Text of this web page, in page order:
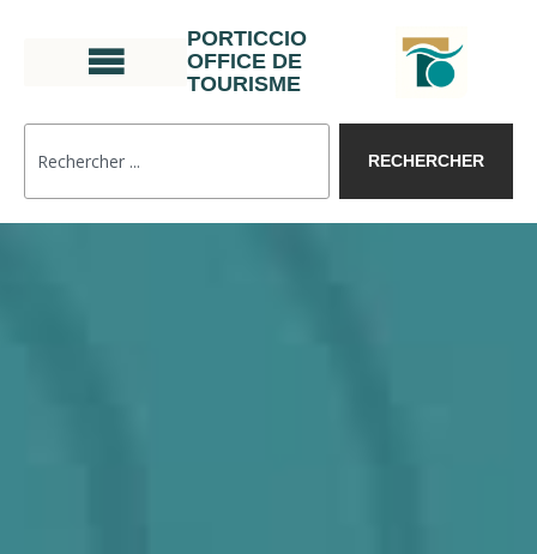
PORTICCIO
OFFICE DE
TOURISME
RECHERCHER